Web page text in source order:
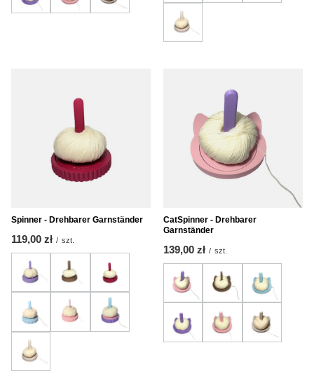
Spinner - Drehbarer Garnständer
119,00 zł / szt.
CatSpinner - Drehbarer
Garnständer
139,00 zł / szt.